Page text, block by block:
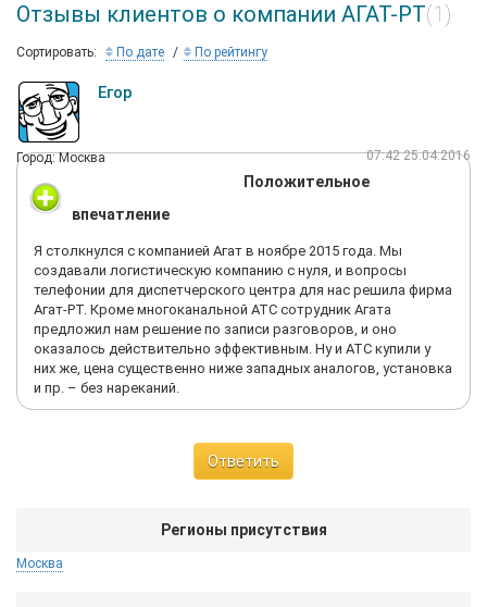
Отзывы клиентов о компании АГАТ-РТ(1)
Сортировать: По дате По рейтингу
Егор
Город: Москва 07:42 25.04.2016
Положительное
впечатление
Я столкнулся с компанией Агат в ноябре 2015 года. Мы
создавали логистическую компанию с нуля, и вопросы
телефонии для диспетчерского центра для нас решила фирма
Агат-РТ. Кроме многоканальной АТС сотрудник Агата
предложил нам решение по записи разговоров, и оно
оказалось действительно эффективным. Ну и АТС купили у
них же, цена существенно ниже западных аналогов, установка
и пр. – без нареканий.
Ответить
Регионы присутствия
Москва